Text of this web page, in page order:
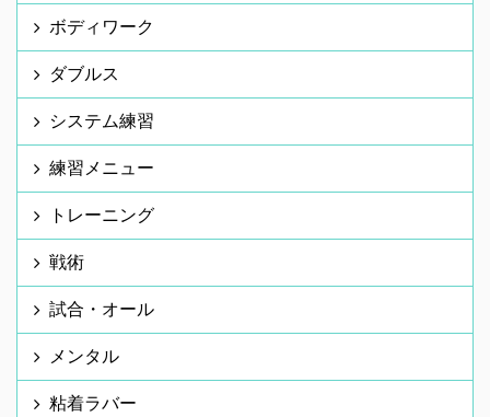
ボディワーク
ダブルス
システム練習
練習メニュー
トレーニング
戦術
試合・オール
メンタル
粘着ラバー